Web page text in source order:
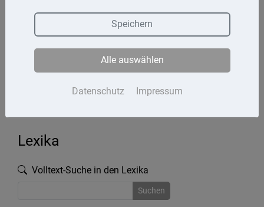
Kontakt
Datenschutz
Lexika
Volltext-Suche in den Lexika
Suchen
Datenschutz Impressum
Speichern
Alle auswählen